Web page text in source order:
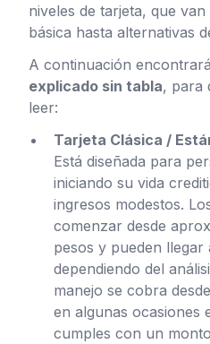
niveles de tarjeta, que
básica hasta alternativas
A continuación
explicado sin tabla, para
leer:
Tarjeta Clásica /
Está diseñada para
iniciando su vida
ingresos modestos.
comenzar desde
pesos y pueden llegar
dependiendo del
manejo se cobra
en algunas ocasiones
cumples con un